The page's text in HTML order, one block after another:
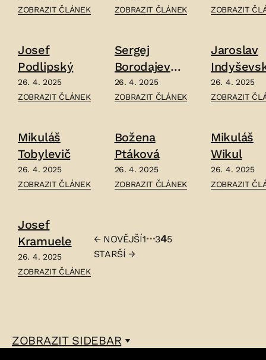
ČLÁNEK:
–
ZOBRAZIT ČLÁNEK
ČLÁNEK:
–
ZOBRAZIT ČLÁNEK
ČLÁNEK:
–
ZOBRAZIT
Josef
Podlipský
26. 4. 2025
ČLÁNEK:
–
ZOBRAZIT ČLÁNEK
Sergej
Borodajevsk
ý
26. 4. 2025
ČLÁNEK:
–
ZOBRAZIT ČLÁNEK
Jaroslav
26. 4. 2025
ČLÁNEK:
–
ZOBRAZIT
Mikuláš
Tobylevič
26. 4. 2025
ČLÁNEK:
–
ZOBRAZIT ČLÁNEK
Božena
Ptáková
26. 4. 2025
ČLÁNEK:
ZOBRAZIT ČLÁNEK
Mikuláš
Wikul
26. 4. 2025
ČLÁNEK:
ZOBRAZIT
Josef
Kramuele
26. 4. 2025
ČLÁNEK:
ZOBRAZIT ČLÁNEK
Stránkování
← NOVĚJŠÍ1…345
STARŠÍ→
ZOBRAZITSIDEBAR